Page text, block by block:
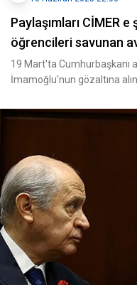
Paylaşımları CİMER
öğrencileri savunan
19 Mart'ta Cumhurbaşkanı
İmamoğlu'nun gözaltına